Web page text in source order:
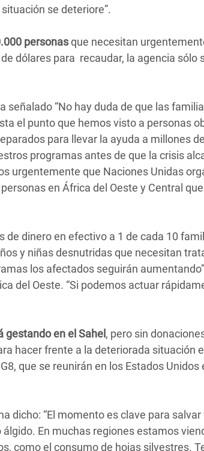
se deteriore”.
personasque necesitan
dólares para recaudar, la agencia sólo
“No hay duda de que las
el punto que hemos visto a personas
para llevar la ayuda a millones de
programas antes de que la crisis
urgentemente que Naciones Unidas
en África del Oeste y Central que
de dinero en efectivo a 1 de cada 10
y niñas desnutridas que necesitan
los afectados seguirán
del Oeste. “Si podemos actuar
en el Sahel , pero sin
hacer frente a la deteriorada situación
que se reunirán en los Estados Unidos
dicho: “El momento es clave para salvar
En muchas regiones estamos
como el consumo de hojas silvestres.